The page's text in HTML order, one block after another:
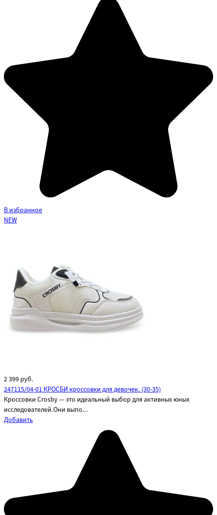
В избранное
NEW
2 399 руб.
247115/04-01 КРОСБИ кроссовки для девочек. (30-35)
Кроссовки Crosby — это идеальный выбор для активных юных
исследователей.Они выпо...
Добавить